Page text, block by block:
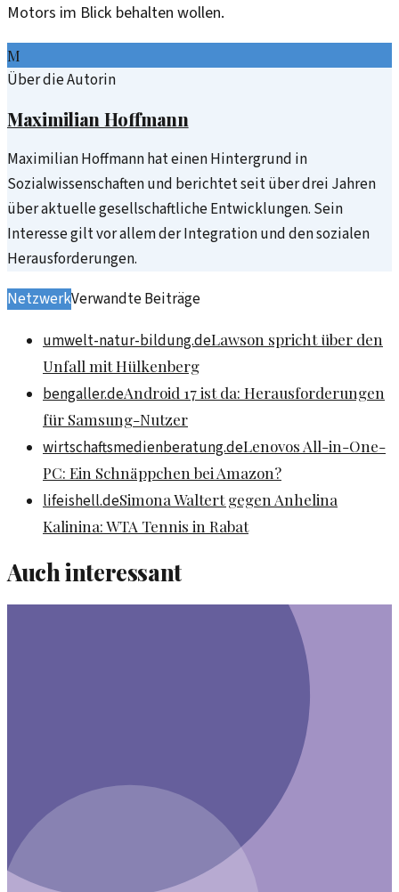
Motors im Blick behalten wollen.
M
Über die Autorin
Maximilian Hoffmann
Maximilian Hoffmann hat einen Hintergrund in
Sozialwissenschaften und berichtet seit über drei Jahren
über aktuelle gesellschaftliche Entwicklungen. Sein
Interesse gilt vor allem der Integration und den sozialen
Herausforderungen.
NetzwerkVerwandte Beiträge
umwelt-natur-bildung.deLawson spricht über den
Unfall mit Hülkenberg
bengaller.deAndroid 17 ist da: Herausforderungen
für Samsung-Nutzer
wirtschaftsmedienberatung.deLenovos All-in-One-
PC: Ein Schnäppchen bei Amazon?
lifeishell.deSimona Waltert gegen Anhelina
Kalinina: WTA Tennis in Rabat
Auch interessant